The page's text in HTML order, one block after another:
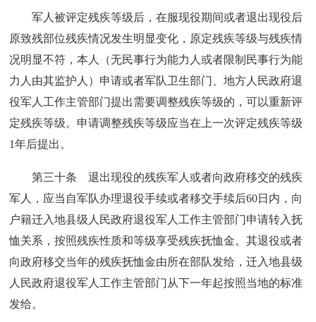
军人被评定残疾等级后，在服现役期间或者退出现役后
原致残部位残疾情况发生明显变化，原定残疾等级与残疾情
况明显不符，本人（无民事行为能力人或者限制民事行为能
力人由其监护人）申请或者军队卫生部门、地方人民政府退
役军人工作主管部门提出需要调整残疾等级的，可以重新评
定残疾等级。申请调整残疾等级应当在上一次评定残疾等级
1年后提出。
第三十条 退出现役的残疾军人或者向政府移交的残疾
军人，应当自军队办理退役手续或者移交手续后60日内，向
户籍迁入地县级人民政府退役军人工作主管部门申请转入抚
恤关系，按照残疾性质和等级享受残疾抚恤金。其退役或者
向政府移交当年的残疾抚恤金由所在部队发给，迁入地县级
人民政府退役军人工作主管部门从下一年起按照当地的标准
发给。